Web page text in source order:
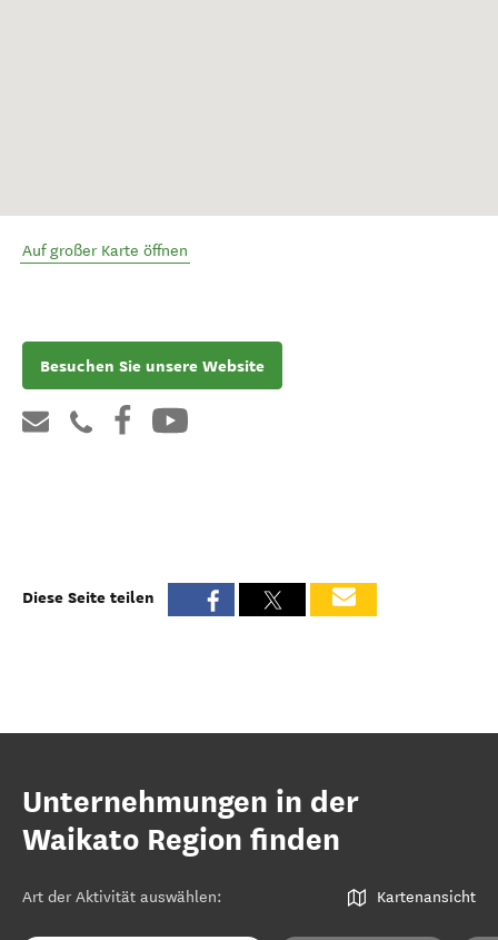
Auf großer Karte öffnen
Besuchen Sie unsere Website
Diese Seite teilen
Unternehmungen in der
Waikato Region finden
Art der Aktivität auswählen: Kartenansicht